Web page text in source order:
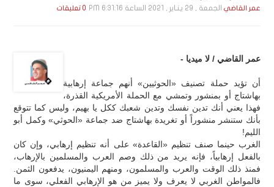
عمر القاضي الجمعة , 29 يـنـاير , 2021 الساعة 6:31:16 PM 0 تعليقات
عمر القاضي / لا ميديا -
أن تؤيد حملة تصنيف «الحوثيين» أنهم جماعة إرهابية
بهاشتاج أو بمنشور وتمشي مع الحملة الأمريكية القذرة،
فهذا يعني أنك تدين نفسك وتدين شعبك ككل يا بهيم، وليس كما تتوقع
بأنك ستنشر منشوراً أو تغريدة بهاشتاج ضد جماعة «الحوثي» وكمل أبو
الليم!
الغرب حينما صنف تنظيم «القاعدة» على أنه تنظيم إرهابي، وإن كان
بالفعل إرهابياً، فإنه يريد من ذلك وصم العرب والمسلمين بالإرهاب،
فمنذ ذلك الوقت والعرب والمسلمون، ومنهم اليمنيون، يدفعون الثمن.
فالمواطن الغربي لا يعرف ولا يميز من هو الإرهابي الفعلي، سوى ما